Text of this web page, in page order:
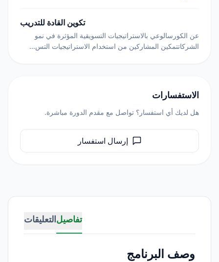
تفاصيلالتعليقات
وصف البرنامج
تكوین القادة للتدریب
عن الكورسالوعي بالاستراتيجيات التسويقية المؤثرة في نمو
الشركاتتمكين المشاركين من استخدام الاستراتيجيات التس...
الاستفسارات
هل لديك أي استفسار؟ تواصل مع مقدم الدورة مباشرة.
إرسال استفسار